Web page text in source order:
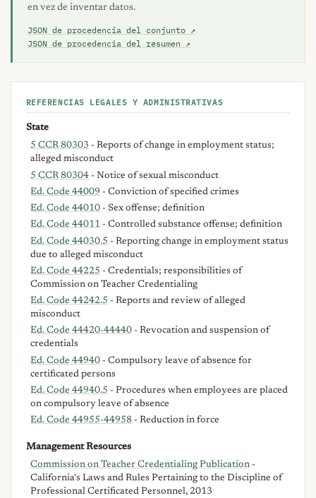
en vez de inventar datos.
JSON de procedencia del conjunto ↗
JSON de procedencia del resumen ↗
REFERENCIAS LEGALES Y ADMINISTRATIVAS
State
5 CCR 80303 - Reports of change in employment status;
alleged misconduct
5 CCR 80304 - Notice of sexual misconduct
Ed. Code 44009 - Conviction of specified crimes
Ed. Code 44010 - Sex offense; definition
Ed. Code 44011 - Controlled substance offense; definition
Ed. Code 44030.5 - Reporting change in employment status
due to alleged misconduct
Ed. Code 44225 - Credentials; responsibilities of
Commission on Teacher Credentialing
Ed. Code 44242.5 - Reports and review of alleged
misconduct
Ed. Code 44420-44440 - Revocation and suspension of
credentials
Ed. Code 44940 - Compulsory leave of absence for
certificated persons
Ed. Code 44940.5 - Procedures when employees are placed
on compulsory leave of absence
Ed. Code 44955-44958 - Reduction in force
Management Resources
Commission on Teacher Credentialing Publication -
California's Laws and Rules Pertaining to the Discipline of
Professional Certificated Personnel, 2013